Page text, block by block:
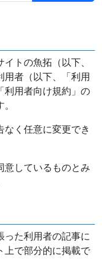
トの魚拓（以下、
用者（以下、「利用
利用者向け規約」の
なく任意に変更でき
意しているものとみ
った利用者の記事に
上で部分的に掲載で